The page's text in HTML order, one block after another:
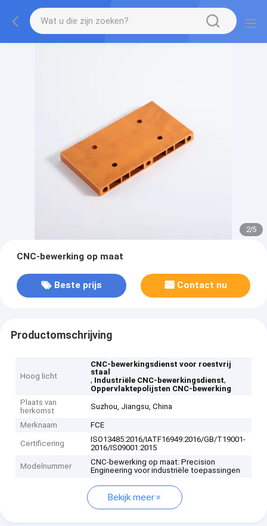
2/5
CNC-bewerking op maat
Beste prijs Contact nu
Productomschrijving
Hoog licht
CNC-bewerkingsdienst voor roestvrij
staal
, Industriële CNC-bewerkingsdienst,
Oppervlaktepolijsten CNC-bewerking
Plaats van
herkomst
Suzhou, Jiangsu, China
Merknaam FCE
Certificering
ISO13485:2016/IATF16949:2016/GB/T19001-
2016/IS09001:2015
Modelnummer
CNC-bewerking op maat: Precision
Engineering voor industriële toepassingen
Bekijk meer